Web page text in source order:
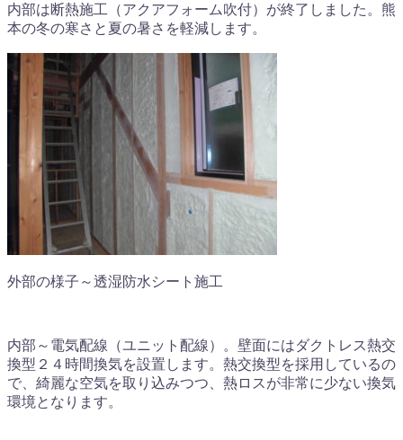
内部は断熱施工（アクアフォーム吹付）が終了しました。熊
本の冬の寒さと夏の暑さを軽減します。
外部の様子～透湿防水シート施工
内部～電気配線（ユニット配線）。壁面にはダクトレス熱交
換型２４時間換気を設置します。熱交換型を採用しているの
で、綺麗な空気を取り込みつつ、熱ロスが非常に少ない換気
環境となります。